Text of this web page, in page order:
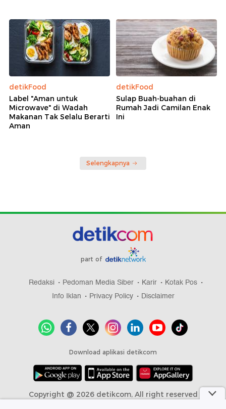
detikFood
Label "Aman untuk
Microwave" di Wadah
Makanan Tak Selalu Berarti
Aman
detikFood
Sulap Buah-buahan di
Rumah Jadi Camilan Enak
Ini
Selengkapnya
part of
Redaksi Pedoman Media Siber Karir
Kotak Pos
Info Iklan
Privacy Policy Disclaimer
Download aplikasi detikcom
Copyright @ 2026 detikcom, All right reserved